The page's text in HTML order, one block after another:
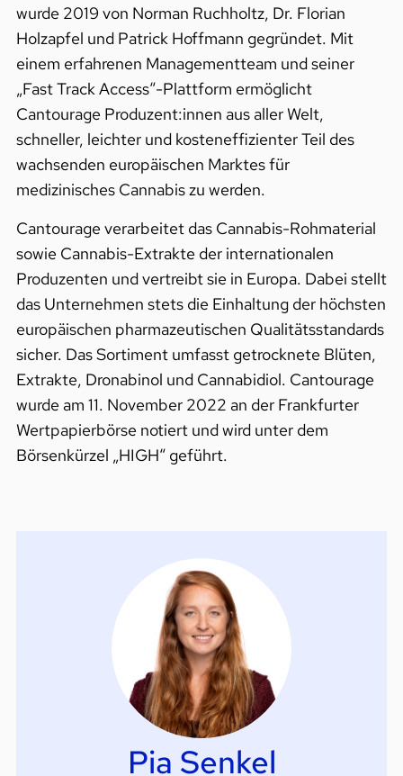
wurde 2019 von Norman Ruchholtz, Dr. Florian
Holzapfel und Patrick Hoffmann gegründet. Mit
einem erfahrenen Managementteam und seiner
„Fast Track Access“-Plattform ermöglicht
Cantourage Produzent:innen aus aller Welt,
schneller, leichter und kosteneffizienter Teil des
wachsenden europäischen Marktes für
medizinisches Cannabis zu werden.
Cantourage verarbeitet das Cannabis-Rohmaterial
sowie Cannabis-Extrakte der internationalen
Produzenten und vertreibt sie in Europa. Dabei stellt
das Unternehmen stets die Einhaltung der höchsten
europäischen pharmazeutischen Qualitätsstandards
sicher. Das Sortiment umfasst getrocknete Blüten,
Extrakte, Dronabinol und Cannabidiol. Cantourage
wurde am 11. November 2022 an der Frankfurter
Wertpapierbörse notiert und wird unter dem
Börsenkürzel „HIGH“ geführt.
Pia Senkel